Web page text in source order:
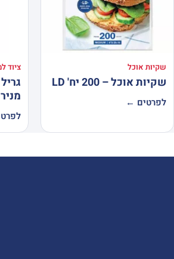
שקיות אוכל
שקיות אוכל – 200 יח' LD
לפרטים ←
ציוד